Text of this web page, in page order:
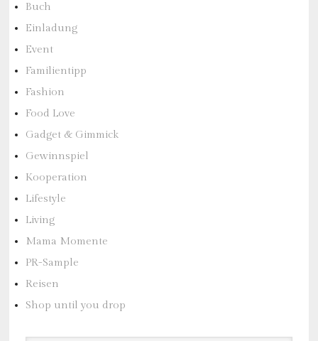
Buch
Einladung
Event
Familientipp
Fashion
Food Love
Gadget & Gimmick
Gewinnspiel
Kooperation
Lifestyle
Living
Mama Momente
PR-Sample
Reisen
Shop until you drop